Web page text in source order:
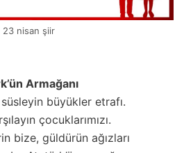
23 nisan şiir
Armağanı
büyükler etrafı.
çocuklarımızı.
bize, güldürün ağızları